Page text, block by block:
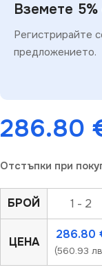
Вземете 5%
Регистрирайте
предложението.
286.80
Отстъпки при
БРОЙ 1 - 2
ЦЕНА
286.80
(560.93